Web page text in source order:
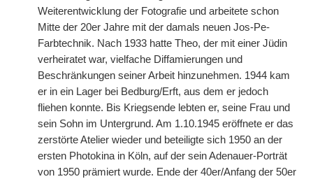
Weiterentwicklung der Fotografie und arbeitete schon
Mitte der 20er Jahre mit der damals neuen Jos-Pe-
Farbtechnik. Nach 1933 hatte Theo, der mit einer Jüdin
verheiratet war, vielfache Diffamierungen und
Beschränkungen seiner Arbeit hinzunehmen. 1944 kam
er in ein Lager bei Bedburg/Erft, aus dem er jedoch
fliehen konnte. Bis Kriegsende lebten er, seine Frau und
sein Sohn im Untergrund. Am 1.10.1945 eröffnete er das
zerstörte Atelier wieder und beteiligte sich 1950 an der
ersten Photokina in Köln, auf der sein Adenauer-Porträt
von 1950 prämiert wurde. Ende der 40er/Anfang der 50er